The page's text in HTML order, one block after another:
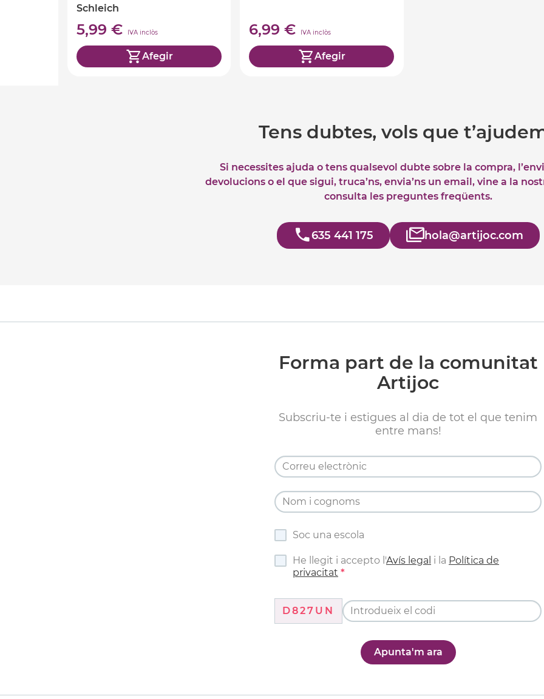
Schleich
5,99 € IVA inclòs
Afegir
6,99 € IVA inclòs
Afegir
Tens dubtes, vols que
Si necessites ajuda o tens qualsevol dubte sobre la compra,
devolucions o el que sigui, truca’ns, envia’ns un email, vine a la
consulta les preguntes freqüents.
635 441 175 hola@artijoc.com
Forma part de la comunitat
Artijoc
Subscriu-te i estigues al dia de tot el que tenim
entre mans!
Soc una escola
He llegit i accepto l'Avís legal i la Política de
privacitat
D827UN
Apunta'm ara